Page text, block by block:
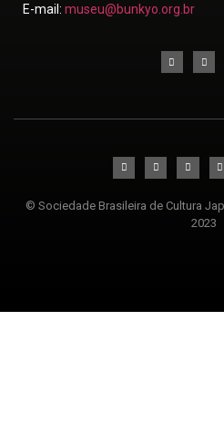
E-mail: museu@bunkyo.org.br
© Sociedade Brasileira de Cultura
2023